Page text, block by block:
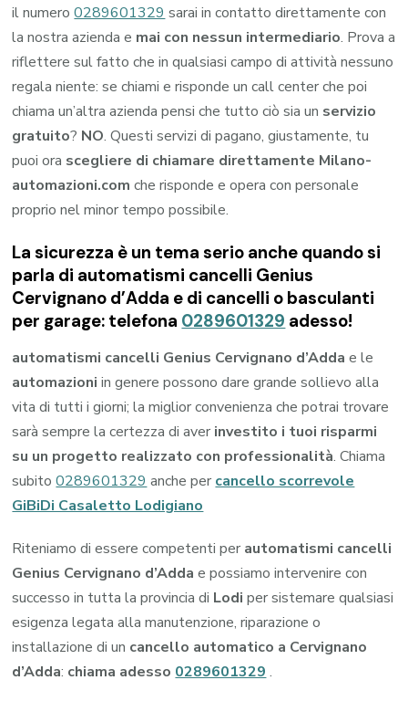
il numero0289601329sarai in contatto direttamente con
la nostra azienda e mai con nessun intermediario. Prova a
riflettere sul fatto che in qualsiasi campo di attività nessuno
regala niente: se chiami e risponde un call center che poi
chiama un’altra azienda pensi che tutto ciò sia un servizio
gratuito? NO. Questi servizi di pagano, giustamente, tu
puoi ora scegliere di chiamare direttamente Milano-
automazioni.com che risponde e opera con personale
proprio nel minor tempo possibile.
La sicurezza è un tema serio anche quando si
parla di automatismi cancelli Genius
Cervignano d’Adda e di cancelli o basculanti
per garage: telefona 0289601329 adesso!
automatismi cancelli Genius Cervignano d’Adda e le
automazioni in genere possono dare grande sollievo alla
vita di tutti i giorni; la miglior convenienza che potrai trovare
sarà sempre la certezza di aver investito i tuoi risparmi
su un progetto realizzato con professionalità. Chiama
subito0289601329 anche per cancello scorrevole
GiBiDi Casaletto Lodigiano
Riteniamo di essere competenti per automatismi cancelli
Genius Cervignano d’Adda e possiamo intervenire con
successo in tutta la provincia di Lodi per sistemare qualsiasi
esigenza legata alla manutenzione, riparazione o
installazione di un cancello automatico a Cervignano
d’Adda: chiama adesso 0289601329 .